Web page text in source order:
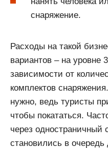
снаряжение.
Расходы на такой
вариантов – на уровне
зависимости от
комплектов
нужно, ведь туристы
чтобы покататься.
через
становились в очередь